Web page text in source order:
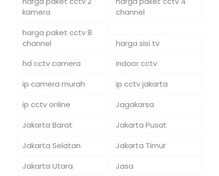
kamera
channel
harga paket cctv 8
channel
harga sisi tv
hd cctv camera
indoor cctv
ip camera murah
ip cctv jakarta
ip cctv online
Jagakarsa
Jakarta Barat
Jakarta Pusat
Jakarta Selatan
Jakarta Timur
Jakarta Utara
Jasa